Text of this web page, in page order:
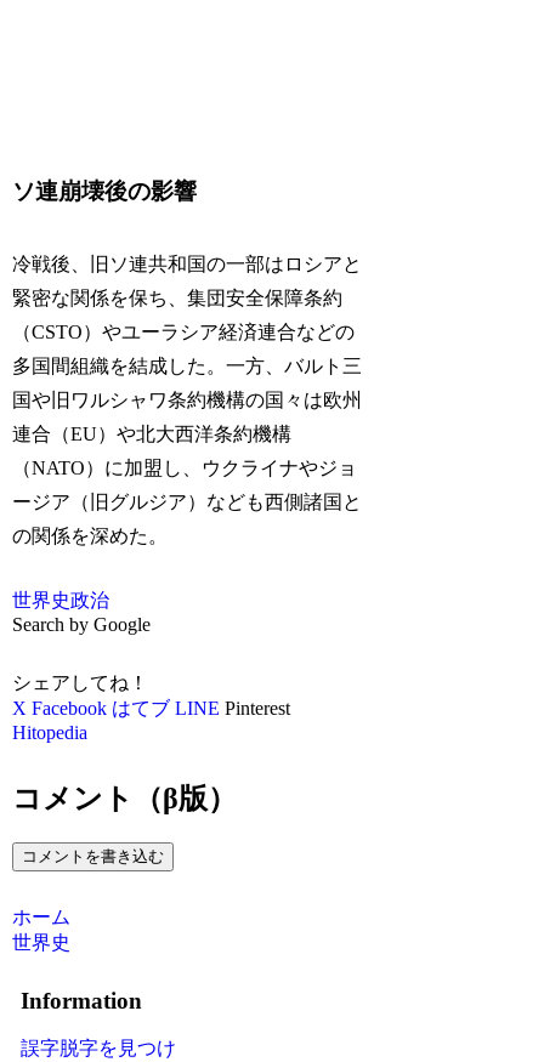
ソ連崩壊後の影響
冷戦後、旧ソ連共和国の一部はロシアと
緊密な関係を保ち、集団安全保障条約
（CSTO）やユーラシア経済連合などの
多国間組織を結成した。一方、バルト三
国や旧ワルシャワ条約機構の国々は欧州
連合（EU）や北大西洋条約機構
（NATO）に加盟し、ウクライナやジョ
ージア（旧グルジア）なども西側諸国と
の関係を深めた。
世界史政治
Search by Google
シェアしてね！
X Facebook はてブ LINE Pinterest
Hitopedia
コメント（β版）
コメントを書き込む
ホーム
世界史
Information
誤字脱字を見つけ